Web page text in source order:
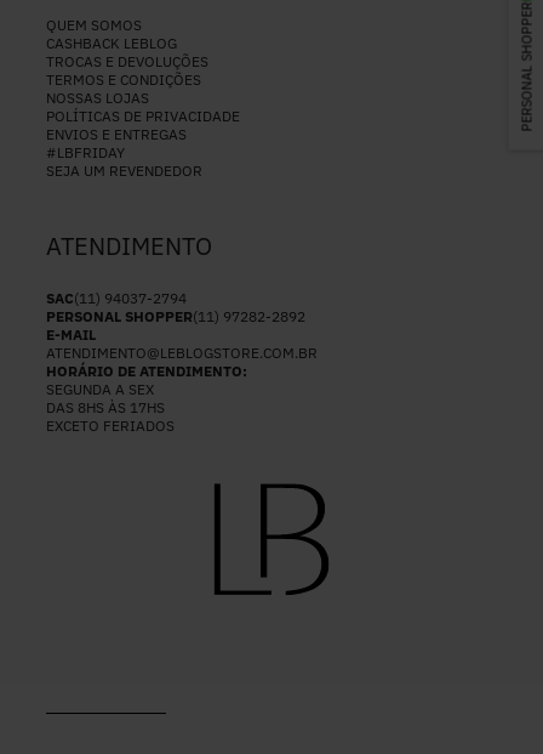
PERSONAL SHOPPER
QUEM SOMOS
CASHBACK LEBLOG
TROCAS E DEVOLUÇÕES
TERMOS E CONDIÇÕES
NOSSAS LOJAS
POLÍTICAS DE PRIVACIDADE
ENVIOS E ENTREGAS
#LBFRIDAY
SEJA UM REVENDEDOR
ATENDIMENTO
SAC(11) 94037-2794
PERSONAL SHOPPER(11) 97282-2892
E-MAIL
ATENDIMENTO@LEBLOGSTORE.COM.BR
HORÁRIO DE ATENDIMENTO:
SEGUNDA A SEX
DAS 8HS ÀS 17HS
EXCETO FERIADOS